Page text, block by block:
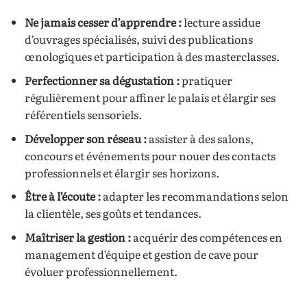
Ne jamais cesser d’apprendre :lecture assidue
d’ouvrages spécialisés, suivi des publications
œnologiques et participation à des masterclasses.
Perfectionner sa dégustation :pratiquer
régulièrement pour affiner le palais et élargir ses
référentiels sensoriels.
Développer son réseau :assister à des salons,
concours et événements pour nouer des contacts
professionnels et élargir ses horizons.
Être à l’écoute :adapter les recommandations selon
la clientèle, ses goûts et tendances.
Maîtriser la gestion :acquérir des compétences en
management d’équipe et gestion de cave pour
évoluer professionnellement.